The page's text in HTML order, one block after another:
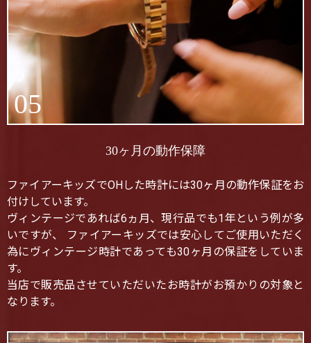
05
30ヶ月の動作保障
ファイアーキッズでOHした時計には30ヶ月の動作保証をお
付けしています。
ヴィンテージであれば6ヵ月、現行品でも1年という例が多
いですが、 ファイアーキッズでは安心してご使用いただく
為にヴィンテージ時計であっても30ヶ月の保証をしていま
す。
当店で販売品させていただいたお時計がお預かりの対象と
なります。